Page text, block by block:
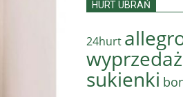
HURT UBRAŃ
24hurt
wyprzedaż
sukienki